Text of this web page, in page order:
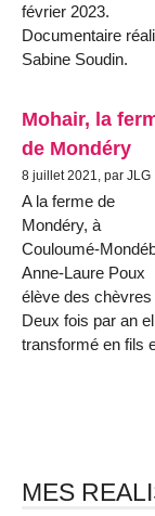
février 2023.
Documentaire
Sabine Soudin.
Mohair, la
de Mondéry
8 juillet 2021, par JLG
A la ferme de
Mondéry, à
Couloumé-
Anne-Laure Poux
élève des chèvres
Deux fois par an
transformé en fils
MES